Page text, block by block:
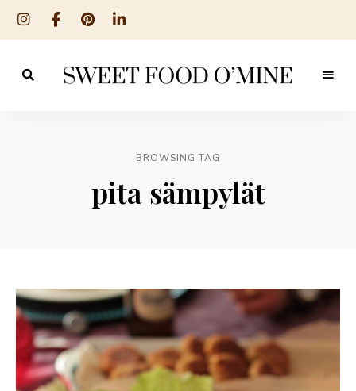
´Mine
BROWSING TAG
pita sämpylät